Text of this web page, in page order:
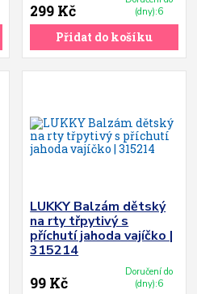
299 Kč
(dny):6
Přidat do košíku
LUKKY Balzám dětský
na rty třpytivý s
příchutí jahoda vajíčko |
315214
99 Kč
Doručení do
(dny):6